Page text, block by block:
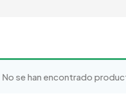
No se han encontrado